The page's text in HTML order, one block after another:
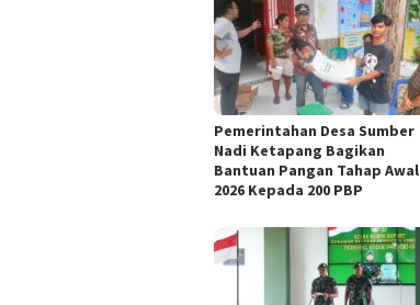
Pemerintahan Desa Sumber
Nadi Ketapang Bagikan
Bantuan Pangan Tahap Awal
2026 Kepada 200 PBP